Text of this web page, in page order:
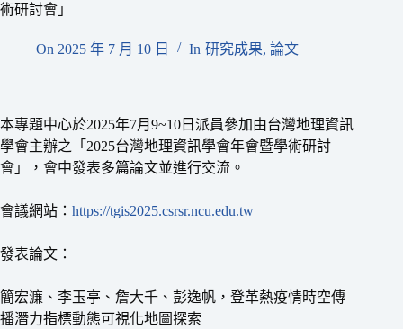
術研討會」
On 2025 年 7 月 10 日 In 研究成果, 論文
本專題中心於2025年7月9~10日派員參加由台灣地理資訊
學會主辦之「2025台灣地理資訊學會年會暨學術研討
會」，會中發表多篇論文並進行交流。
會議網站： https://tgis2025.csrsr.ncu.edu.tw
發表論文：
簡宏濂、李玉亭、詹大千、彭逸帆，登革熱疫情時空傳
播潛力指標動態可視化地圖探索